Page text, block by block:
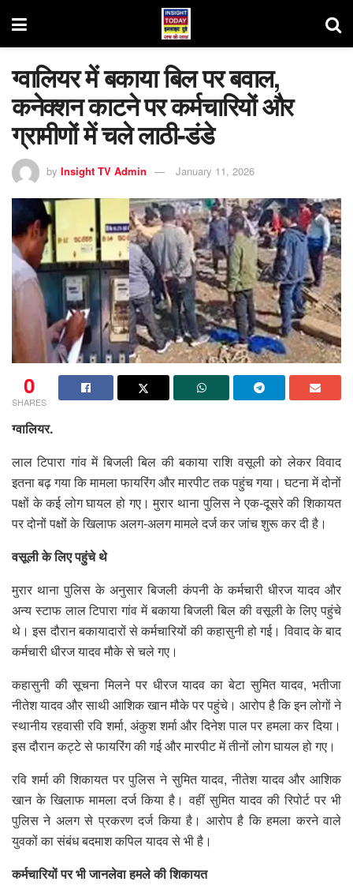
ग्वालियर में बकाया बिल पर बवाल,
कनेक्शन काटने पर कर्मचारियों और
ग्रामीणों में चले लाठी-डंडे
by Insight TV Admin January 11, 2026
0
SHARES
ग्वालियर.
लाल टिपारा गांव में बिजली बिल की बकाया राशि वसूली को लेकर विवाद
इतना बढ़ गया कि मामला फायरिंग और मारपीट तक पहुंच गया। घटना में दोनों
पक्षों के कई लोग घायल हो गए। मुरार थाना पुलिस ने एक-दूसरे की शिकायत
पर दोनों पक्षों के खिलाफ अलग-अलग मामले दर्ज कर जांच शुरू कर दी है।
वसूली के लिए पहुंचे थे
मुरार थाना पुलिस के अनुसार बिजली कंपनी के कर्मचारी धीरज यादव और
अन्य स्टाफ लाल टिपारा गांव में बकाया बिजली बिल की वसूली के लिए पहुंचे
थे। इस दौरान बकायादारों से कर्मचारियों की कहासुनी हो गई। विवाद के बाद
कर्मचारी धीरज यादव मौके से चले गए।
कहासुनी की सूचना मिलने पर धीरज यादव का बेटा सुमित यादव, भतीजा
नीतेश यादव और साथी आशिक खान मौके पर पहुंचे। आरोप है कि इन लोगों ने
स्थानीय रहवासी रवि शर्मा, अंकुश शर्मा और दिनेश पाल पर हमला कर दिया।
इस दौरान कट्टे से फायरिंग की गई और मारपीट में तीनों लोग घायल हो गए।
रवि शर्मा की शिकायत पर पुलिस ने सुमित यादव, नीतेश यादव और आशिक
खान के खिलाफ मामला दर्ज किया है। वहीं सुमित यादव की रिपोर्ट पर भी
पुलिस ने अलग से प्रकरण दर्ज किया है। आरोप है कि हमला करने वाले
युवकों का संबंध बदमाश कपिल यादव से भी है।
कर्मचारियों पर भी जानलेवा हमले की शिकायत